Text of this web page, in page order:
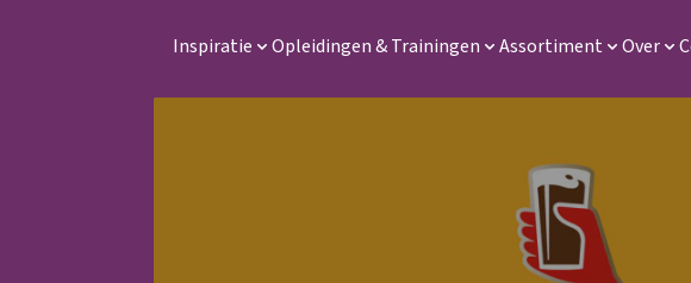
Inspiratie Opleidingen & Trainingen Assortiment Over